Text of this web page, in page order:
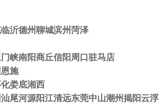
沂德州聊城滨州菏泽
峡南阳商丘信阳周口驻马店
施
娄底湘西
尾河源阳江清远东莞中山潮州揭阳云浮